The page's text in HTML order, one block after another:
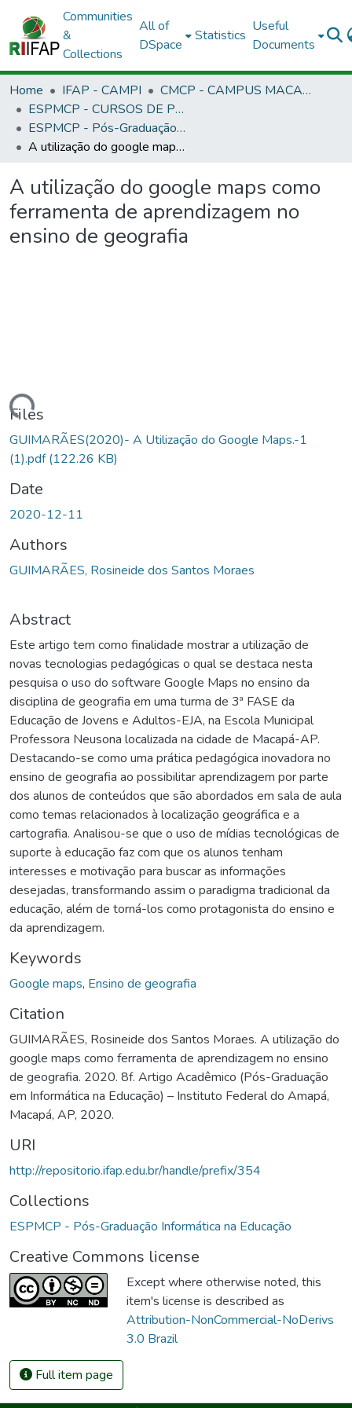
Communities
&
Collections
All of
DSpace
Statistics
Useful
Documents
Home IFAP - CAMPI
CMCP - CAMPUS MACAPÁ
ESPMCP - CURSOS DE PÓS-GRADUAÇÃO LATO SENSU - CAMPUS MACAPÁ
ESPMCP - Pós-Graduação Informática na Educação
A utilização do google maps como ferramenta de aprendizagem no ensino de geografia
A utilização do google maps como
ferramenta de aprendizagem no
ensino de geografia
Files
GUIMARÃES(2020)- A Utilização do Google Maps.-1
(1).pdf(122.26 KB)
Date
2020-12-11
Authors
GUIMARÃES, Rosineide dos Santos Moraes
Abstract
Este artigo tem como finalidade mostrar a utilização de
novas tecnologias pedagógicas o qual se destaca nesta
pesquisa o uso do software Google Maps no ensino da
disciplina de geografia em uma turma de 3ª FASE da
Educação de Jovens e Adultos-EJA, na Escola Municipal
Professora Neusona localizada na cidade de Macapá-AP.
Destacando-se como uma prática pedagógica inovadora no
ensino de geografia ao possibilitar aprendizagem por parte
dos alunos de conteúdos que são abordados em sala de aula
como temas relacionados à localização geográfica e a
cartografia. Analisou-se que o uso de mídias tecnológicas de
suporte à educação faz com que os alunos tenham
interesses e motivação para buscar as informações
desejadas, transformando assim o paradigma tradicional da
educação, além de torná-los como protagonista do ensino e
da aprendizagem.
Keywords
Google maps, Ensino de geografia
Citation
GUIMARÃES, Rosineide dos Santos Moraes. A utilização do
google maps como ferramenta de aprendizagem no ensino
de geografia. 2020. 8f. Artigo Acadêmico (Pós-Graduação
em Informática na Educação) – Instituto Federal do Amapá,
Macapá, AP, 2020.
URI
http://repositorio.ifap.edu.br/handle/prefix/354
Collections
ESPMCP - Pós-Graduação Informática na Educação
Creative Commons license
Except where otherwise noted, this
item's license is described as
Attribution-NonCommercial-NoDerivs
3.0 Brazil
Full item page